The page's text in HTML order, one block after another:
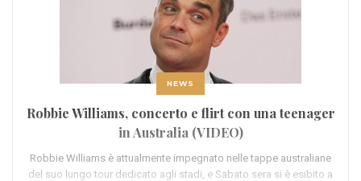
NEWS
Robbie Williams, concerto e flirt con una teenager
in Australia (VIDEO)
Robbie Williams è attualmente impegnato nelle tappe australiane
del suo lungo tour dedicato agli stadi, e Sabato sera si è esibito a